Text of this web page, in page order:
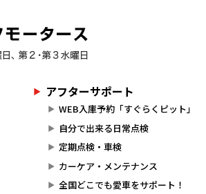
アフターサポート
WEB入庫予約「すぐらくピット」
自分で出来る日常点検
定期点検・車検
カーケア・メンテナンス
全国どこでも愛車をサポート！